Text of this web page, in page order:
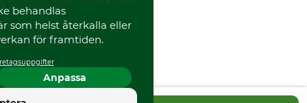
behandlas
som helst återkalla eller
för framtiden.
Anpassa